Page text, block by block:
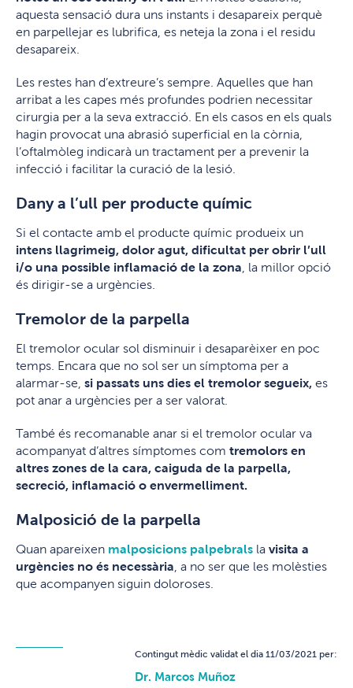
aquesta sensació dura uns instants i desapareix perquè
en parpellejar es lubrifica, es neteja la zona i el residu
desapareix.
Les restes han d’extreure’s sempre. Aquelles que han
arribat a les capes més profundes podrien necessitar
cirurgia per a la seva extracció. En els casos en els quals
hagin provocat una abrasió superficial en la còrnia,
l’oftalmòleg indicarà un tractament per a prevenir la
infecció i facilitar la curació de la lesió.
Dany a l’ull per producte químic
Si el contacte amb el producte químic produeix un
intens llagrimeig, dolor agut, dificultat per obrir l’ull
i/o una possible inflamació de la zona , la millor opció
és dirigir-se a urgències.
Tremolor de la parpella
El tremolor ocular sol disminuir i desaparèixer en poc
temps. Encara que no sol ser un símptoma per a
alarmar-se, si passats uns dies el tremolor segueix, es
pot anar a urgències per a ser valorat.
També és recomanable anar si el tremolor ocular va
acompanyat d’altres símptomes com tremolors en
altres zones de la cara, caiguda de la parpella,
secreció, inflamació o envermelliment.
Malposició de la parpella
Quan apareixen malposicions palpebrals la visita a
urgències no és necessària , a no ser que les molèsties
que acompanyen siguin doloroses.
Contingut mèdic validat el dia 11/03/2021 per:
Dr. Marcos Muñoz